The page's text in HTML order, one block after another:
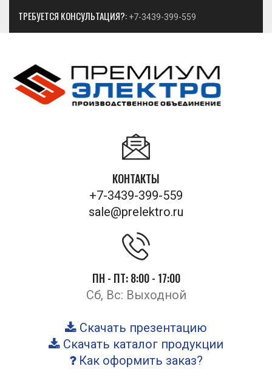
ТРЕБУЕТСЯ КОНСУЛЬТАЦИЯ?: +7-3439-399-559
КОНТАКТЫ
+7-3439-399-559
sale@prelektro.ru
ПН - ПТ: 8:00 - 17:00
Сб, Вс: Выходной
Скачать презентацию
Скачать каталог продукции
Как оформить заказ?